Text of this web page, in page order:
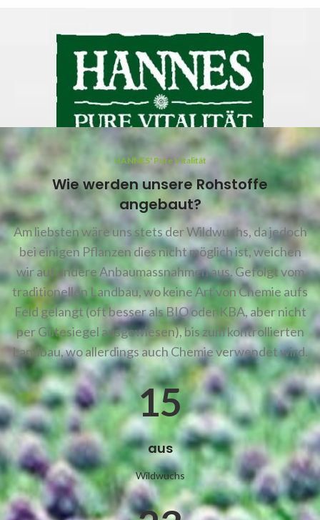
HANNES' Pure Vitalität
Wie werden unsere Rohstoffe
angebaut?
Am liebsten wäre uns stets der Wildwuchs, da jedoch
bei einigen Pflanzen dies nicht möglich ist, weichen
wir auf andere Anbaumassnahmen aus. Gefolgt vom
traditionellen Landbau, wo keine Art von Chemie aufs
Feld gelangt (oft besser als BIO oder KBA, aber nicht
per Gütesiegel ausgewiesen), bis zum kontrollierten
Landbau, wo allerdings auch Chemie verwendet wird.
15
aus
Wildwuchs